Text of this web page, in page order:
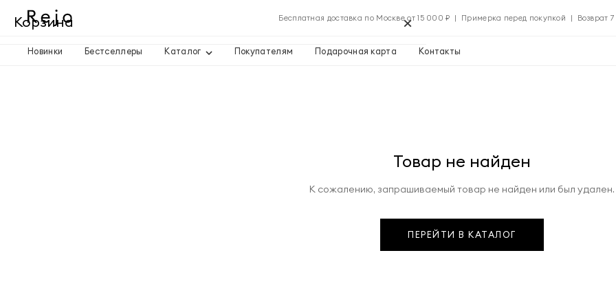
Бесплатная доставка по Москве от 15 000 ₽ | Примерка перед покупкой | Возврат 7
Новинки Бестселлеры Каталог Покупателям Подарочная карта Контакты
Товар не найден
К сожалению, запрашиваемый товар не найден или был удален.
ПЕРЕЙТИ В КАТАЛОГ
Корзина ×
Применить